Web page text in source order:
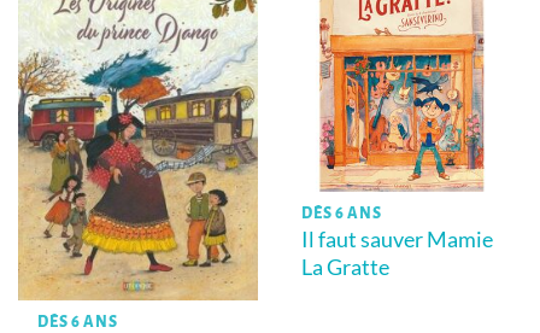
DÈS 6 ANS
DÈS 6 ANS
Il faut sauver Mamie
La Gratte